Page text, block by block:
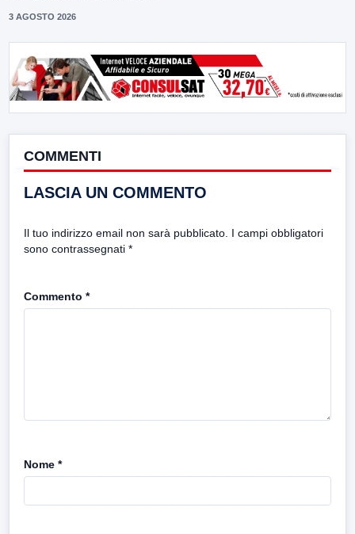
3 AGOSTO 2026
COMMENTI
LASCIA UN COMMENTO
Il tuo indirizzo email non sarà pubblicato. I campi obbligatori
sono contrassegnati *
Commento *
Nome *